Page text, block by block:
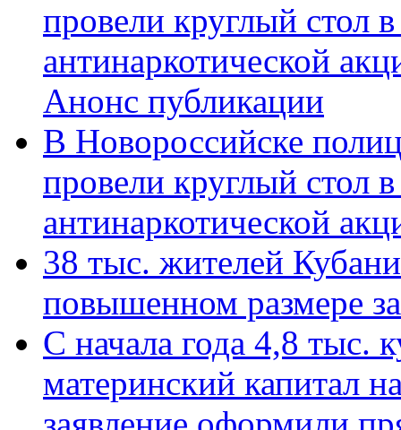
провели круглый стол
антинаркотической
Анонс публикации
В Новороссийске
провели круглый стол
антинаркотической
38 тыс. жителей
повышенном размере
С начала года 4,8 тыс.
материнский капитал